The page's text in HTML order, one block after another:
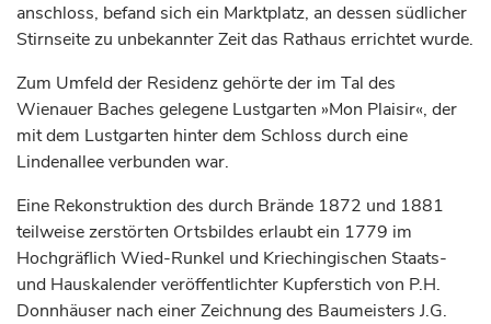
anschloss, befand sich ein Marktplatz, an dessen südlicher
Stirnseite zu unbekannter Zeit das Rathaus errichtet wurde.
Zum Umfeld der Residenz gehörte der im Tal des
Wienauer Baches gelegene Lustgarten »Mon Plaisir«, der
mit dem Lustgarten hinter dem Schloss durch eine
Lindenallee verbunden war.
Eine Rekonstruktion des durch Brände 1872 und 1881
teilweise zerstörten Ortsbildes erlaubt ein 1779 im
Hochgräflich Wied-Runkel und Kriechingischen Staats-
und Hauskalender veröffentlichter Kupferstich von P.H.
Donnhäuser nach einer Zeichnung des Baumeisters J.G.